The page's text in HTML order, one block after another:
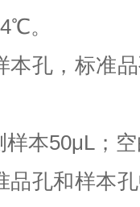
。
孔，标准
样本50μL；
品孔和样本